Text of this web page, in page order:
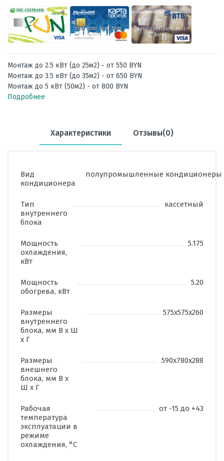
Монтаж до 2.5 кВт (до 25м2) - от 550 BYN
Монтаж до 3.5 кВт (до 35м2) - от 650 BYN
Монтаж до 5 кВт (50м2) - от 800 BYN
Подробнее
Характеристики Отзывы(0)
Вид
кондиционера
полупромышленные кондиционеры
Тип
внутреннего
блока
кассетный
Мощность
охлаждения,
кВт
5.175
Мощность
обогрева, кВт
5.20
Размеры
внутреннего
блока, мм В х Ш
х Г
575x575x260
Размеры
внешнего
блока, мм В х
Ш х Г
590x780x288
Рабочая
температура
эксплуатации в
режиме
охлаждения, °C
от -15 до +43